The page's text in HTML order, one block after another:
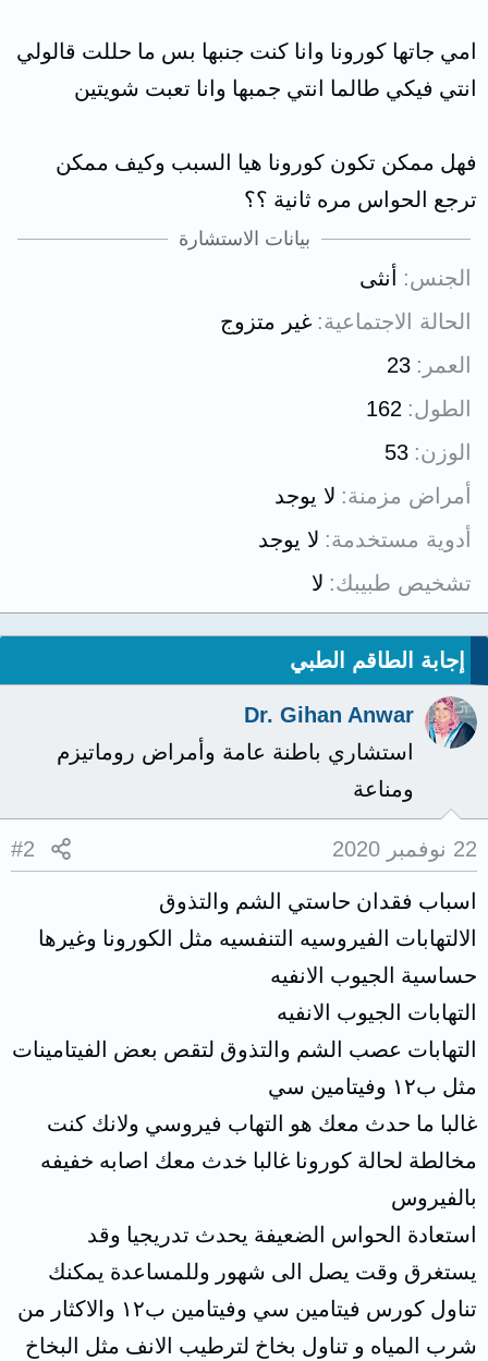
امي جاتها كورونا وانا كنت جنبها بس ما حللت قالولي
انتي فيكي طالما انتي جمبها وانا تعبت شويتين
فهل ممكن تكون كورونا هيا السبب وكيف ممكن
ترجع الحواس مره ثانية ؟؟
بيانات الاستشارة
الجنس
أنثى
الحالة الاجتماعية غير متزوج
العمر
23
الطول 162
الوزن 53
أمراض مزمنة لا يوجد
أدوية مستخدمة لا يوجد
تشخيص طبيبك لا
إجابة الطاقم الطبي
Dr. Gihan Anwar
استشاري باطنة عامة وأمراض روماتيزم
ومناعة
22 نوفمبر 2020 #2
اسباب فقدان حاستي الشم والتذوق
الالتهابات الفيروسيه التنفسيه مثل الكورونا وغيرها
حساسية الجيوب الانفيه
التهابات الجيوب الانفيه
التهابات عصب الشم والتذوق لتقص بعض الفيتامينات
مثل ب١٢ وفيتامين سي
غالبا ما حدث معك هو التهاب فيروسي ولانك كنت
مخالطة لحالة كورونا غالبا خدث معك اصابه خفيفه
بالفيروس
استعادة الحواس الضعيفة يحدث تدريجيا وقد
يستغرق وقت يصل الى شهور وللمساعدة يمكنك
تناول كورس فيتامين سي وفيتامين ب١٢ والاكثار من
شرب المياه و تناول بخاخ لترطيب الانف مثل البخاخ